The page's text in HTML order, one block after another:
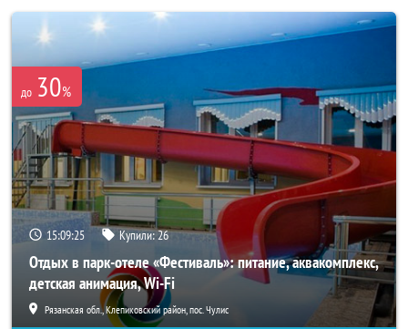
до 30%
15:09:22 Купили:26
Отдых в парк-отеле «Фестиваль»: питание, аквакомплекс,
детская анимация, Wi-Fi
Рязанская обл., Клепиковский район, пос. Чулис